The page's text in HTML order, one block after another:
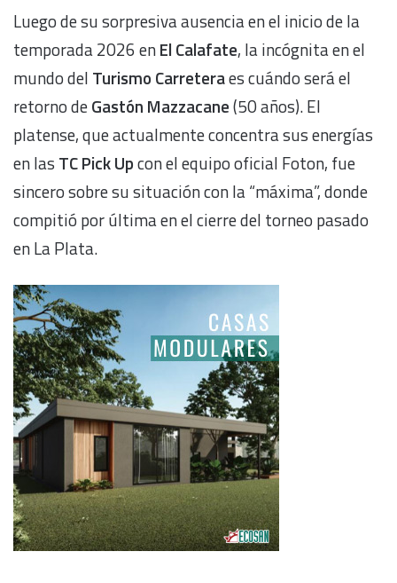
Luego de su sorpresiva ausencia en el inicio de la
temporada 2026 enEl Calafate, la incógnita en el
mundo del Turismo Carreteraes cuándo será el
retorno deGastón Mazzacane(50 años). El
platense, que actualmente concentra sus energías
en las TC Pick Upcon el equipo oficial Foton, fue
sincero sobre su situación con la “máxima”, donde
compitió por última en el cierre del torneo pasado
en La Plata.